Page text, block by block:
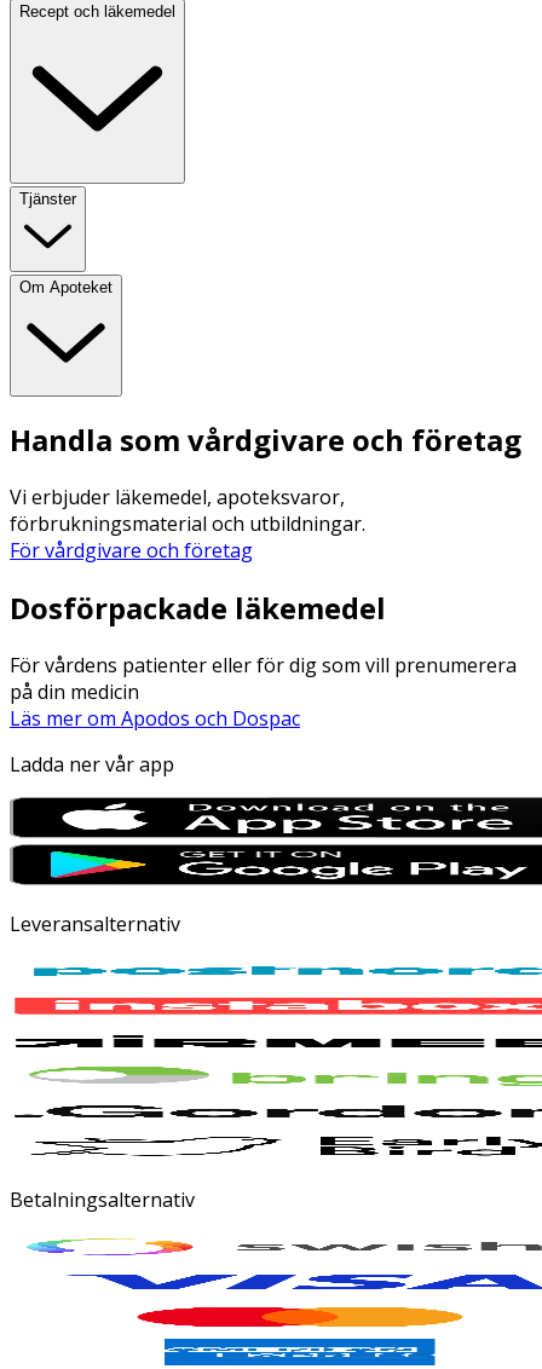
Recept och läkemedel
Tjänster
Om Apoteket
Handla som vårdgivare och företag
Vi erbjuder läkemedel, apoteksvaror,
förbrukningsmaterial och utbildningar.
För vårdgivare och företag
Dosförpackade läkemedel
För vårdens patienter eller för dig som vill prenumerera
på din medicin
Läs mer om Apodos och Dospac
Ladda ner vår app
Leveransalternativ
Betalningsalternativ